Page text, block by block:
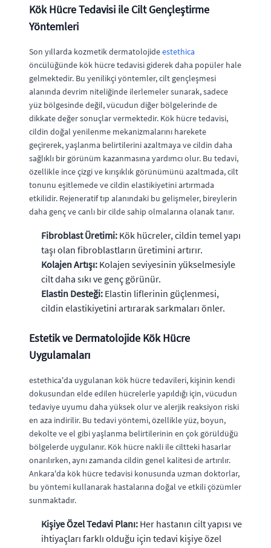
Kök Hücre Tedavisi ile Cilt Gençleştirme
Yöntemleri
Son yıllarda kozmetik dermatolojideestethica
öncülüğünde kök hücre tedavisi giderek daha popüler hale
gelmektedir. Bu yenilikçi yöntemler, cilt gençleşmesi
alanında devrim niteliğinde ilerlemeler sunarak, sadece
yüz bölgesinde değil, vücudun diğer bölgelerinde de
dikkate değer sonuçlar vermektedir. Kök hücre tedavisi,
cildin doğal yenilenme mekanizmalarını harekete
geçirerek, yaşlanma belirtilerini azaltmaya ve cildin daha
sağlıklı bir görünüm kazanmasına yardımcı olur. Bu tedavi,
özellikle ince çizgi ve kırışıklık görünümünü azaltmada, cilt
tonunu eşitlemede ve cildin elastikiyetini artırmada
etkilidir. Rejeneratif tıp alanındaki bu gelişmeler, bireylerin
daha genç ve canlı bir cilde sahip olmalarına olanak tanır.
Fibroblast Üretimi: Kök hücreler, cildin temel yapı
taşı olan fibroblastların üretimini artırır.
Kolajen Artışı: Kolajen seviyesinin yükselmesiyle
cilt daha sıkı ve genç görünür.
Elastin Desteği: Elastin liflerinin güçlenmesi,
cildin elastikiyetini artırarak sarkmaları önler.
Estetik ve Dermatolojide Kök Hücre
Uygulamaları
estethica'da uygulanan kök hücre tedavileri, kişinin kendi
dokusundan elde edilen hücrelerle yapıldığı için, vücudun
tedaviye uyumu daha yüksek olur ve alerjik reaksiyon riski
en aza indirilir. Bu tedavi yöntemi, özellikle yüz, boyun,
dekolte ve el gibi yaşlanma belirtilerinin en çok görüldüğü
bölgelerde uygulanır. Kök hücre nakli ile ciltteki hasarlar
onarılırken, aynı zamanda cildin genel kalitesi de artırılır.
Ankara'da kök hücre tedavisi konusunda uzman doktorlar,
bu yöntemi kullanarak hastalarına doğal ve etkili çözümler
sunmaktadır.
Kişiye Özel Tedavi Planı: Her hastanın cilt yapısı ve
ihtiyaçları farklı olduğu için tedavi kişiye özel